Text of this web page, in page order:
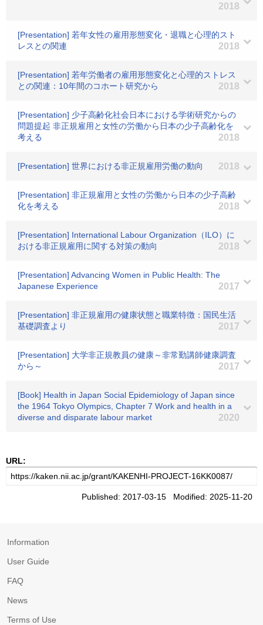
2018
[Presentation] 若年女性の雇用形態変化・退職と心理的スト
レスとの関連
2018
[Presentation] 若年労働者の雇用形態変化と心理的ストレス
との関連：10年間のコホート研究から
2018
[Presentation] 少子高齢化社会日本における学術研究からの
問題提起 非正規雇用と女性の労働から日本の少子高齢化を
考える
2018
[Presentation] 世界における非正規雇用労働の動向 2018
[Presentation] 非正規雇用と女性の労働から日本の少子高齢
化を考える
2018
[Presentation] International Labour Organization（ILO）に
おける非正規雇用に関する対策の動向
2018
[Presentation] Advancing Women in Public Health: The
Japanese Experience
2017
[Presentation] 非正規雇用の健康状態と職業特徴：国民生活
基礎調査より
2017
[Presentation] 大学非正規教員の健康～非常勤講師健康調査
から～
2017
[Book] Health in Japan Social Epidemiology of Japan since
the 1964 Tokyo Olympics, Chapter 7 Work and health in a
diverse and disparate labour market
2020
URL:
Published: 2017-03-15 Modified: 2025-11-20
Information
User Guide
FAQ
News
Terms of Use